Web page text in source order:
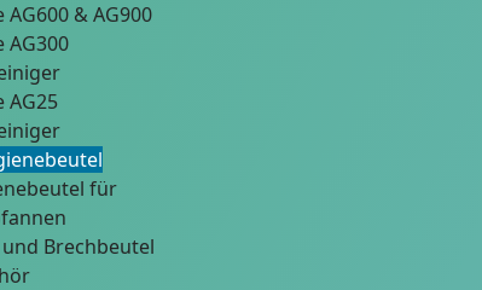
AG600 & AG900
AG300
AG25
für
Brechbeutel